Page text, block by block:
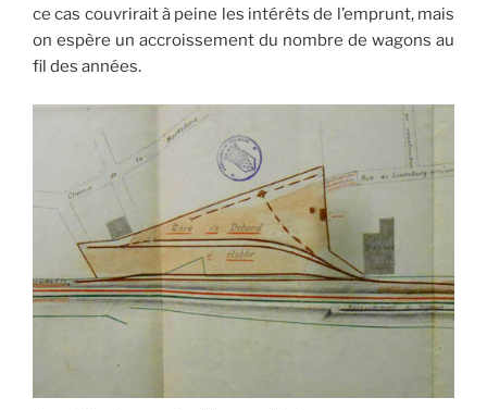
ce cas couvrirait à peine les intérêts de l’emprunt, mais
on espère un accroissement du nombre de wagons au
fil des années.